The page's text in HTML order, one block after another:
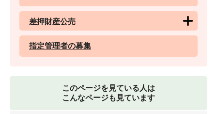
差押財産公売
指定管理者の募集
このページを見ている人は
こんなページも見ています